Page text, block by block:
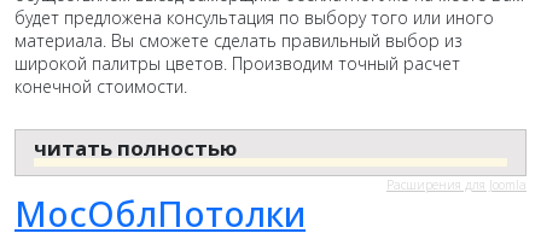
будет предложена консультация по выбору того или иного
материала. Вы сможете сделать правильный выбор из
широкой палитры цветов. Производим точный расчет
конечной стоимости.
читать полностью
Расширения для Joomla
МосОблПотолки